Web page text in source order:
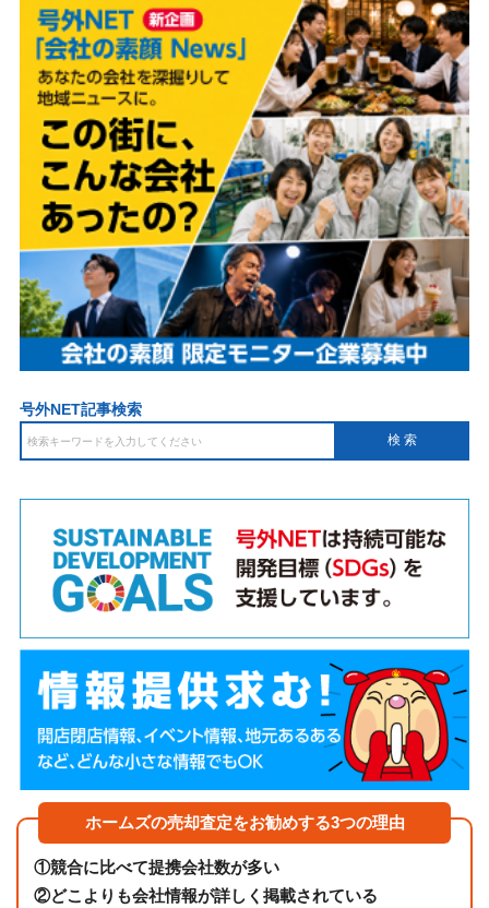
号外NET記事検索
ホームズの売却査定をお勧めする3つの理由
①競合に比べて提携会社数が多い
②どこよりも会社情報が詳しく掲載されている